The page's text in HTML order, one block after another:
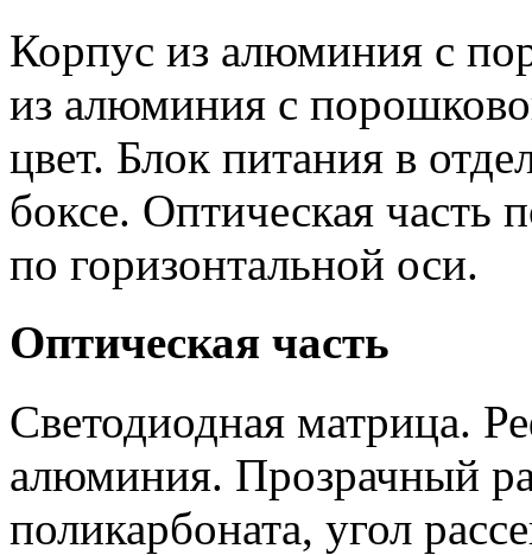
Корпус из алюминия с
из алюминия с
цвет. Блок питания в
боксе. Оптическая часть
по горизонтальной оси.
Оптическая часть
Светодиодная матрица.
алюминия. Прозрачный
поликарбоната, угол